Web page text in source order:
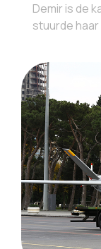
Demir is de
stuurde haar